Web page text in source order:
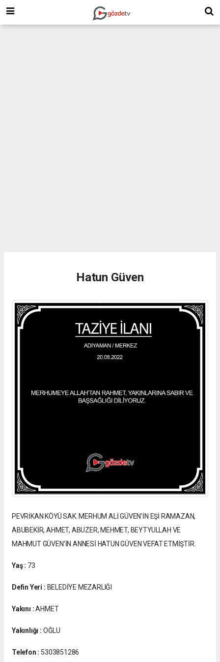
Hatun Güven
PEVRİKAN KÖYÜ SAK. MERHUM ALİ GÜVEN'İN EŞİ RAMAZAN,
ABUBEKİR, AHMET, ABUZER, MEHMET, BEYTYULLAH VE
MAHMUT GÜVEN'İN ANNESİ HATUN GÜVEN VEFAT ETMİŞTİR.
Yaş : 73
Defin Yeri : BELEDİYE MEZARLIĞI
Yakını :AHMET
Yakınlığı : OĞLU
Telefon : 5303851286